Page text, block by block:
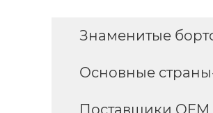
Знаменитые
Основные